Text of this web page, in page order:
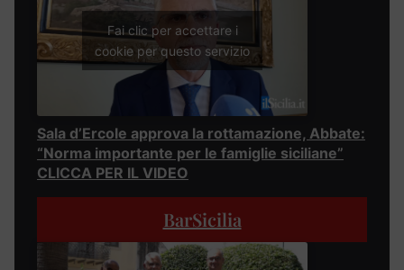
Fai clic per accettare i
cookie per questo servizio
Sala d’Ercole approva la rottamazione, Abbate:
“Norma importante per le famiglie siciliane”
CLICCA PER IL VIDEO
BarSicilia